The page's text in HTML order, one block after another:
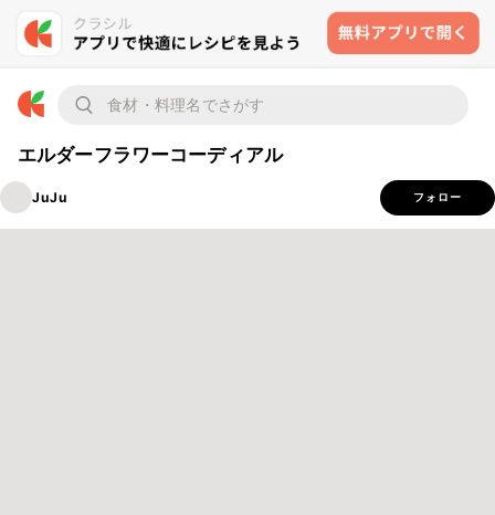
エルダーフラワーコーディアル
JuJu フォロー